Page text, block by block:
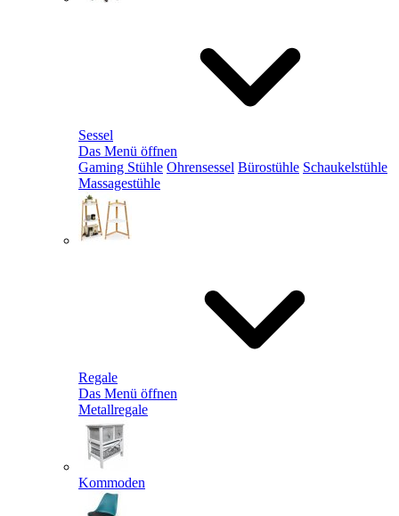
Sessel
Das Menü öffnen
Gaming Stühle Ohrensessel Bürostühle Schaukelstühle
Massagestühle
Regale
Das Menü öffnen
Metallregale
Kommoden